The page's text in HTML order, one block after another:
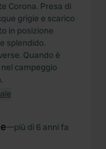
Corona. Presa di
grigie e scarico
in posizione
splendido.
Quando è
campeggio
—più di 6 anni fa